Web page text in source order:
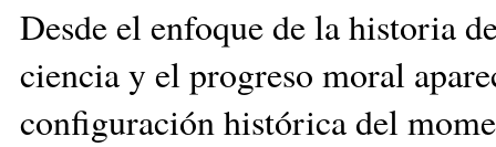
Desde el enfoque de la historia
ciencia y el progreso moral
configuración histórica del